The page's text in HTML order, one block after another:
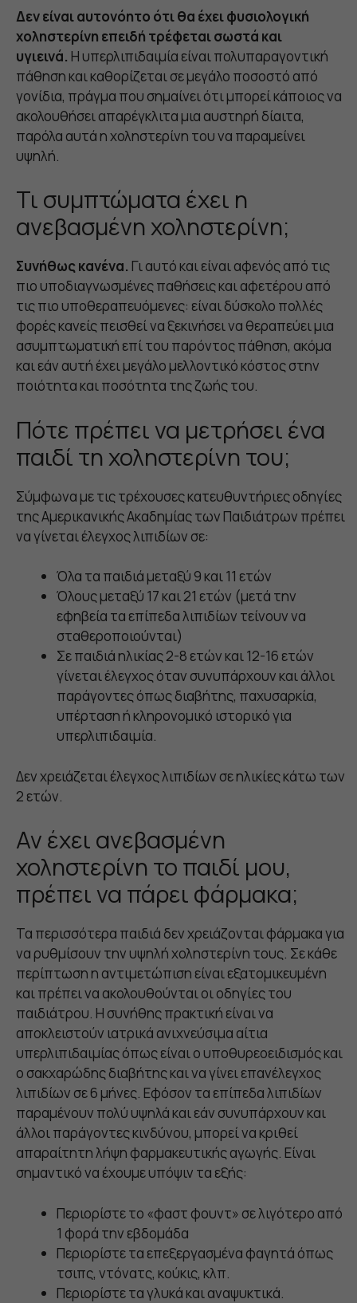
Δεν είναι αυτονόητο ότι θα έχει φυσιολογική
χοληστερίνη επειδή τρέφεται σωστά και
υγιεινά. Η υπερλιπιδαιμία είναι πολυπαραγοντική
πάθηση και καθορίζεται σε μεγάλο ποσοστό από
γονίδια, πράγμα που σημαίνει ότι μπορεί κάποιος να
ακολουθήσει απαρέγκλιτα μια αυστηρή δίαιτα,
παρόλα αυτά η χοληστερίνη του να παραμείνει
υψηλή.
Τι συμπτώματα έχει η
ανεβασμένη χοληστερίνη;
Συνήθως κανένα. Γι αυτό και είναι αφενός από τις
πιο υποδιαγνωσμένες παθήσεις και αφετέρου από
τις πιο υποθεραπευόμενες: είναι δύσκολο πολλές
φορές κανείς πεισθεί να ξεκινήσει να θεραπεύει μια
ασυμπτωματική επί του παρόντος πάθηση, ακόμα
και εάν αυτή έχει μεγάλο μελλοντικό κόστος στην
ποιότητα και ποσότητα της ζωής του.
Πότε πρέπει να μετρήσει ένα
παιδί τη χοληστερίνη του;
Σύμφωνα με τις τρέχουσες κατευθυντήριες οδηγίες
της Αμερικανικής Ακαδημίας των Παιδιάτρων πρέπει
να γίνεται έλεγχος λιπιδίων σε:
Όλα τα παιδιά μεταξύ 9 και 11 ετών
Όλους μεταξύ 17 και 21 ετών (μετά την
εφηβεία τα επίπεδα λιπιδίων τείνουν να
σταθεροποιούνται)
Σε παιδιά ηλικίας 2-8 ετών και 12-16 ετών
γίνεται έλεγχος όταν συνυπάρχουν και άλλοι
παράγοντες όπως διαβήτης, παχυσαρκία,
υπέρταση ή κληρονομικό ιστορικό για
υπερλιπιδαιμία.
Δεν χρειάζεται έλεγχος λιπιδίων σε ηλικίες κάτω των
2 ετών.
Αν έχει ανεβασμένη
χοληστερίνη το παιδί μου,
πρέπει να πάρει φάρμακα;
Τα περισσότερα παιδιά δεν χρειάζονται φάρμακα για
να ρυθμίσουν την υψηλή χοληστερίνη τους. Σε κάθε
περίπτωση η αντιμετώπιση είναι εξατομικευμένη
και πρέπει να ακολουθούνται οι οδηγίες του
παιδιάτρου. Η συνήθης πρακτική είναι να
αποκλειστούν ιατρικά ανιχνεύσιμα αίτια
υπερλιπιδαιμίας όπως είναι ο υποθυρεοειδισμός και
ο σακχαρώδης διαβήτης και να γίνει επανέλεγχος
λιπιδίων σε 6 μήνες. Εφόσον τα επίπεδα λιπιδίων
παραμένουν πολύ υψηλά και εάν συνυπάρχουν και
άλλοι παράγοντες κινδύνου, μπορεί να κριθεί
απαραίτητη λήψη φαρμακευτικής αγωγής. Είναι
σημαντικό να έχουμε υπόψιν τα εξής:
Περιορίστε το «φαστ φουντ» σε λιγότερο από
1 φορά την εβδομάδα
Περιορίστε τα επεξεργασμένα φαγητά όπως
τσιπς, ντόνατς, κούκις, κλπ.
Περιορίστε τα γλυκά και αναψυκτικά.